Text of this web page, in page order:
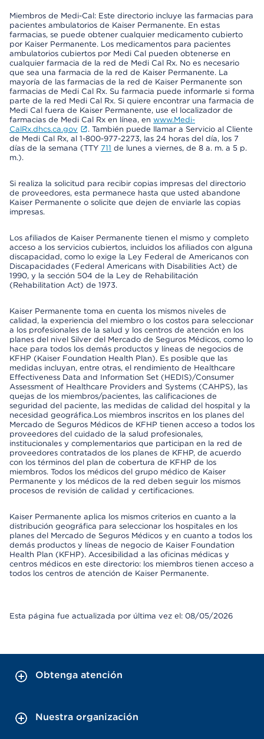
Miembros de Medi-Cal: Este directorio incluye las farmacias para
pacientes ambulatorios de Kaiser Permanente. En estas
farmacias, se puede obtener cualquier medicamento cubierto
por Kaiser Permanente. Los medicamentos para pacientes
ambulatorios cubiertos por Medi Cal pueden obtenerse en
cualquier farmacia de la red de Medi Cal Rx. No es necesario
que sea una farmacia de la red de Kaiser Permanente. La
mayoría de las farmacias de la red de Kaiser Permanente son
farmacias de Medi Cal Rx. Su farmacia puede informarle si forma
parte de la red Medi Cal Rx. Si quiere encontrar una farmacia de
Medi Cal fuera de Kaiser Permanente, use el localizador de
farmacias de Medi Cal Rx en línea, en www.Medi-
CalRx.dhcs.ca.gov
. También puede llamar a Servicio al Cliente
de Medi Cal Rx, al 1-800-977-2273, las 24 horas del día, los 7
días de la semana (TTY 711 de lunes a viernes, de 8 a. m. a 5 p.
m.).
Si realiza la solicitud para recibir copias impresas del directorio
de proveedores, esta permanece hasta que usted abandone
Kaiser Permanente o solicite que dejen de enviarle las copias
impresas.
Los afiliados de Kaiser Permanente tienen el mismo y completo
acceso a los servicios cubiertos, incluidos los afiliados con alguna
discapacidad, como lo exige la Ley Federal de Americanos con
Discapacidades (Federal Americans with Disabilities Act) de
1990, y la sección 504 de la Ley de Rehabilitación
(Rehabilitation Act) de 1973.
Kaiser Permanente toma en cuenta los mismos niveles de
calidad, la experiencia del miembro o los costos para seleccionar
a los profesionales de la salud y los centros de atención en los
planes del nivel Silver del Mercado de Seguros Médicos, como lo
hace para todos los demás productos y líneas de negocios de
KFHP (Kaiser Foundation Health Plan). Es posible que las
medidas incluyan, entre otras, el rendimiento de Healthcare
Effectiveness Data and Information Set (HEDIS)/Consumer
Assessment of Healthcare Providers and Systems (CAHPS), las
quejas de los miembros/pacientes, las calificaciones de
seguridad del paciente, las medidas de calidad del hospital y la
necesidad geográfica.Los miembros inscritos en los planes del
Mercado de Seguros Médicos de KFHP tienen acceso a todos los
proveedores del cuidado de la salud profesionales,
institucionales y complementarios que participan en la red de
proveedores contratados de los planes de KFHP, de acuerdo
con los términos del plan de cobertura de KFHP de los
miembros. Todos los médicos del grupo médico de Kaiser
Permanente y los médicos de la red deben seguir los mismos
procesos de revisión de calidad y certificaciones.
Kaiser Permanente aplica los mismos criterios en cuanto a la
distribución geográfica para seleccionar los hospitales en los
planes del Mercado de Seguros Médicos y en cuanto a todos los
demás productos y líneas de negocio de Kaiser Foundation
Health Plan (KFHP). Accesibilidad a las oficinas médicas y
centros médicos en este directorio: los miembros tienen acceso a
todos los centros de atención de Kaiser Permanente.
Esta página fue actualizada por última vez el: 08/05/2026
Obtenga atención
Nuestra organización